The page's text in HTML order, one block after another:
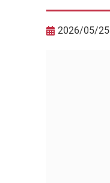
2026/05/25